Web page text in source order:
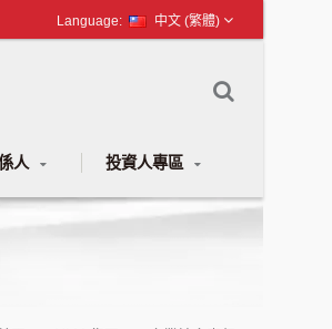
中文 (繁體)
人 投資人專區